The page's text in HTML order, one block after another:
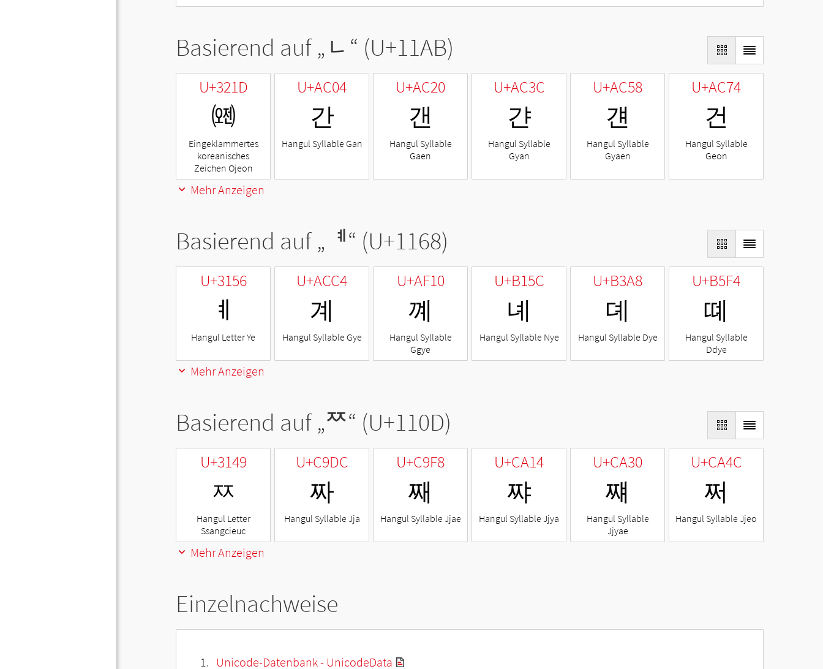
Basierend auf „ ᆫ “ (U+11AB)
U+321D
㈝
Eingeklammertes
koreanisches
Zeichen Ojeon
U+AC04
간
Hangul Syllable Gan
U+AC20
갠
Hangul Syllable
Gaen
U+AC3C
갼
Hangul Syllable
Gyan
U+AC58
걘
Hangul Syllable
Gyaen
U+AC74
건
Hangul Syllable
Geon
Mehr Anzeigen
Basierend auf „ ᅨ“ (U+1168)
U+3156
ㅖ
Hangul Letter Ye
U+ACC4
계
Hangul Syllable Gye
U+AF10
꼐
Hangul Syllable
Ggye
U+B15C
녜
Hangul Syllable Nye
U+B3A8
뎨
Hangul Syllable Dye
U+B5F4
뗴
Hangul Syllable
Ddye
Mehr Anzeigen
Basierend auf „ᄍ“ (U+110D)
U+3149
ㅉ
Hangul Letter
Ssangcieuc
U+C9DC
짜
Hangul Syllable Jja
U+C9F8
째
Hangul Syllable Jjae
U+CA14
쨔
Hangul Syllable Jjya
U+CA30
쨰
Hangul Syllable
Jjyae
U+CA4C
쩌
Hangul Syllable Jjeo
Mehr Anzeigen
Einzelnachweise
Unicode-Datenbank - UnicodeData